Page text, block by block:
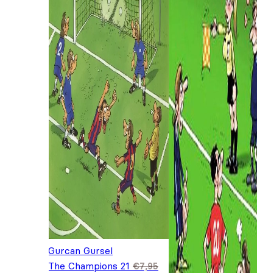
Gurcan Gursel
The Champions 21 €7,95